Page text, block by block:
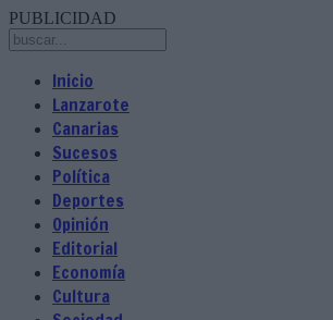
PUBLICIDAD
Inicio
Lanzarote
Canarias
Sucesos
Política
Deportes
Opinión
Editorial
Economía
Cultura